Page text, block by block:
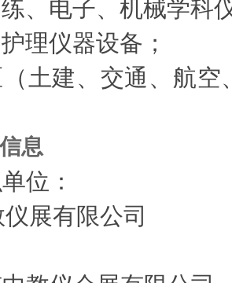
、电子、机械学科
理仪器设备；
土建、交通、航空
息
位：
展有限公司